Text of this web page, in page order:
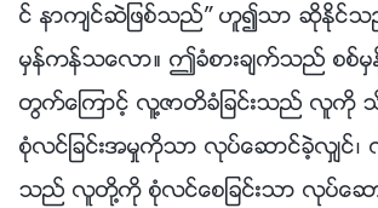
င္ နာက်င္ဆဲျဖစ္သည္” ဟူ၍သာ ဆိုႏိုင္
မွန္ကန္သေလာ။ ဤခံစားခ်က္သည္ စစ္
တြက္ေၾကာင့္ လူ႔ဇာတိခံျခင္းသည္ လူကို သိ
စုံလင္ျခင္းအမႈကိုသာ လုပ္ေဆာင္ခဲ့လွ်င္၊
သည္ လူတို႔ကို စုံလင္ေစျခင္းသာ လုပ္ေဆ